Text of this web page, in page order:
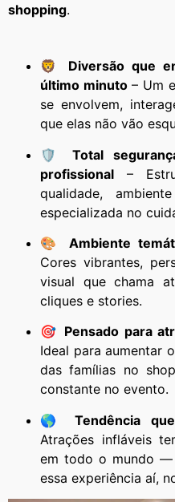
shopping.
🦁 Diversão que
último minuto– Um
se envolvem,
que elas não vão
🛡Total
profissional –
qualidade,
especializada no
🎨 Ambiente
Cores vibrantes,
visual que chama
cliques e stories.
🎯 Pensado para
Ideal para aumentar
das famílias no
constante no evento.
🌎Tendência
Atrações infláveis
em todo o mundo
essa experiência aí,